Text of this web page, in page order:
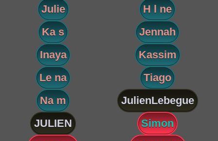
Julie
H l ne
Ka s
Jennah
Inaya
Kassim
Le na
Tiago
Na m
JulienLebegue
JULIEN
Simon